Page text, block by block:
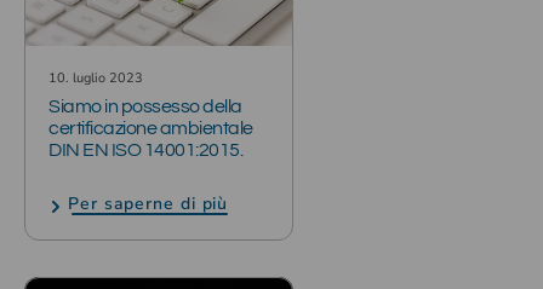
10. luglio 2023
Siamo in possesso della
certificazione ambientale
DIN EN ISO 14001:2015.
Per saperne di più